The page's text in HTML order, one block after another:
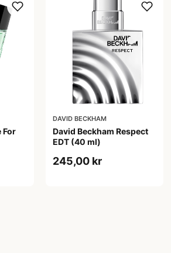
For
DAVID BECKHAM
David Beckham Respect
EDT (40 ml)
245,00 kr